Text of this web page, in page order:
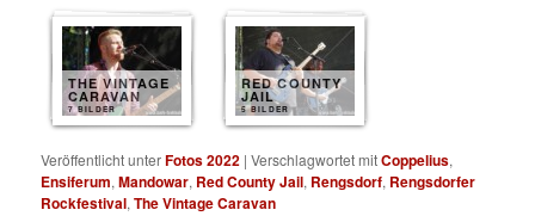
THE VINTAGE
CARAVAN
7 BILDER
RED COUNTY
JAIL
5 BILDER
Veröffentlicht unterFotos 2022 |Verschlagwortet mitCoppelius,
Ensiferum,Mandowar, Red County Jail, Rengsdorf, Rengsdorfer
Rockfestival,The Vintage Caravan